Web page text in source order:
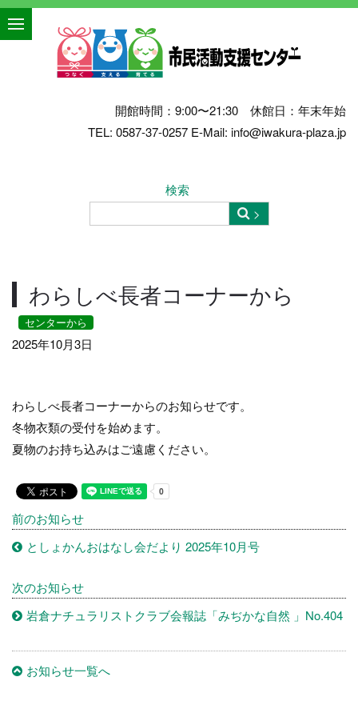
開館時間：9:00〜21:30 休館日：年末年始
TEL: 0587-37-0257 E-Mail: info@iwakura-plaza.jp
検索
わらしべ長者コーナーから
センターから
2025年10月3日
わらしべ長者コーナーからのお知らせです。
冬物衣類の受付を始めます。
夏物のお持ち込みはご遠慮ください。
前のお知らせ
としょかんおはなし会だより 2025年10月号
次のお知らせ
岩倉ナチュラリストクラブ会報誌「みぢかな自然 」No.404
お知らせ一覧へ